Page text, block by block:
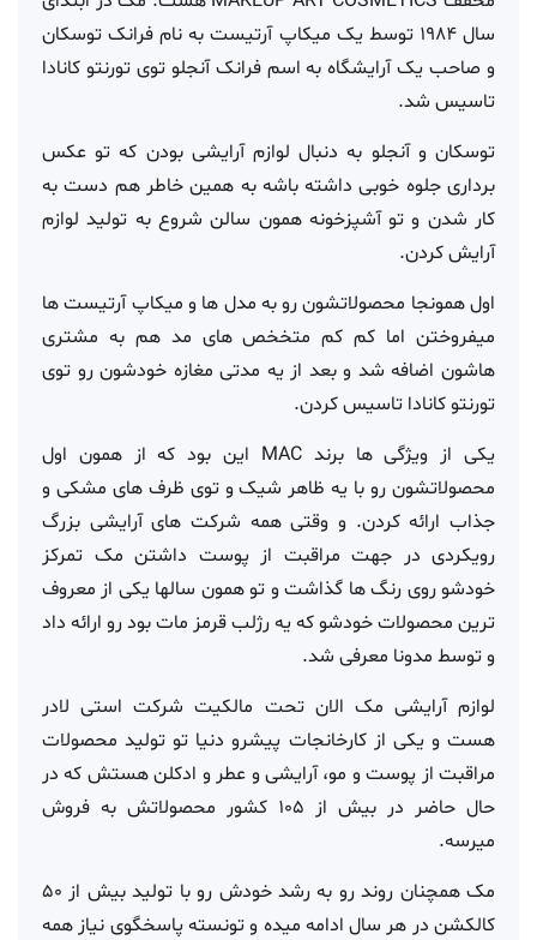
سال 1984 توسط یک میکاپ آرتیست به نام فرانک توسکان
و صاحب یک آرایشگاه به اسم فرانک آنجلو توی تورنتو کانادا
تاسیس شد.
توسکان و آنجلو به دنبال لوازم آرایشی بودن که تو عکس
برداری جلوه خوبی داشته باشه به همین خاطر هم دست به
کار شدن و تو آشپزخونه همون سالن شروع به تولید لوازم
آرایش کردن.
اول همونجا محصولاتشون رو به مدل ها و میکاپ آرتیست ها
میفروختن اما کم کم متخخص های مد هم به مشتری
هاشون اضافه شد و بعد از یه مدتی مغازه خودشون رو توی
تورنتو کانادا تاسیس کردن.
یکی از ویژگی ها برند MAC این بود که از همون اول
محصولاتشون رو با یه ظاهر شیک و توی ظرف های مشکی و
جذاب ارائه کردن. و وقتی همه شرکت های آرایشی بزرگ
رویکردی در جهت مراقبت از پوست داشتن مک تمرکز
خودشو روی رنگ ها گذاشت و تو همون سالها یکی از معروف
ترین محصولات خودشو که یه رژلب قرمز مات بود رو ارائه داد
و توسط مدونا معرفی شد.
لوازم آرایشی مک الان تحت مالکیت شرکت استی لادر
هست و یکی از کارخانجات پیشرو دنیا تو تولید محصولات
مراقبت از پوست و مو، آرایشی و عطر و ادکلن هستش که در
حال حاضر در بیش از 105 کشور محصولاتش به فروش
میرسه.
مک همچنان روند رو به رشد خودش رو با تولید بیش از 50
کالکشن در هر سال ادامه میده و تونسته پاسخگوی نیاز همه